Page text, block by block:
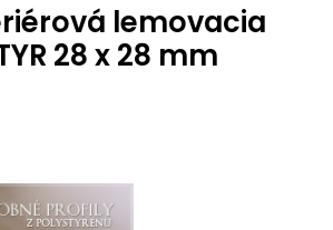
lemovacia
28 x 28 mm